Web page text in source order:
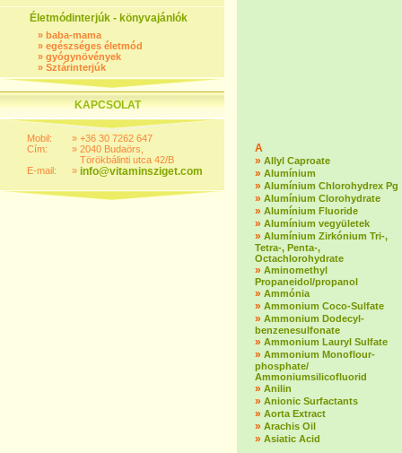
Életmódinterjúk - könyvajánlók
» baba-mama
» egészséges életmód
» gyógynövények
» Sztárinterjúk
KAPCSOLAT
Mobil:
Cím:
E-mail:
»
»
»
+36 30 7262 647
2040 Budaörs,
Törökbálinti utca 42/B
info@vitaminsziget.com
A
» Allyl Caproate
» Alumínium
» Alumínium Chlorohydrex Pg
» Alumínium Clorohydrate
» Alumínium Fluoride
» Alumínium vegyületek
» Alumínium Zirkónium Tri-,
Tetra-, Penta-,
Octachlorohydrate
» Aminomethyl
Propaneidol/propanol
» Ammónia
» Ammonium Coco-Sulfate
» Ammonium Dodecyl-
benzenesulfonate
» Ammonium Lauryl Sulfate
» Ammonium Monoflour-
phosphate/
Ammoniumsilicofluorid
» Anilin
» Anionic Surfactants
» Aorta Extract
» Arachis Oil
» Asiatic Acid